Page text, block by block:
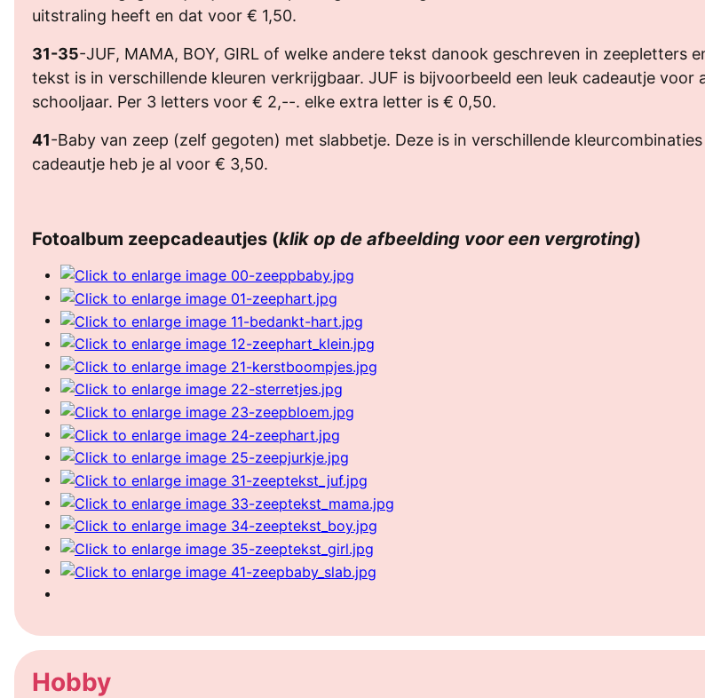
uitstraling heeft en dat voor € 1,50.
31-35-JUF, MAMA, BOY, GIRL of welke andere tekst danook geschreven in
tekst is in verschillende kleuren verkrijgbaar. JUF is bijvoorbeeld een leuk cadeautje
schooljaar. Per 3 letters voor € 2,--. elke extra letter is € 0,50.
41-Baby van zeep (zelf gegoten) met slabbetje. Deze is in verschillende
cadeautje heb je al voor € 3,50.
Fotoalbum zeepcadeautjes (klik op de afbeelding voor een vergroting)
Hobby